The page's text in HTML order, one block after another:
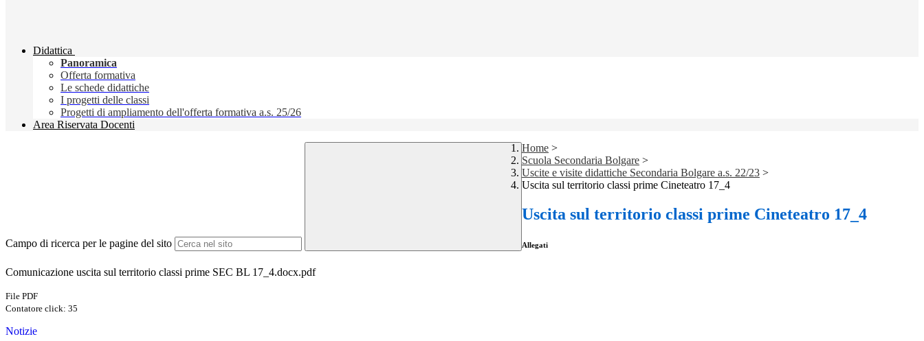
Didattica
Panoramica
Offerta formativa
Le schede didattiche
I progetti delle classi
Progetti di ampliamento dell'offerta formativa a.s. 25/26
Area Riservata Docenti
Campo di ricerca per le pagine del sito
Home >
Scuola Secondaria Bolgare >
Uscite e visite didattiche Secondaria Bolgare a.s. 22/23 >
Uscita sul territorio classi prime Cineteatro 17_4
Uscita sul territorio classi prime Cineteatro 17_4
Allegati
Comunicazione uscita sul territorio classi prime SEC BL 17_4.docx.pdf
File PDF
Contatore click: 35
Notizie